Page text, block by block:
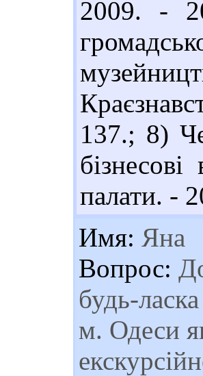
2009. -
137.; 8)
палати. -
Имя: Яна
Вопрос:
будь-
м. Одеси